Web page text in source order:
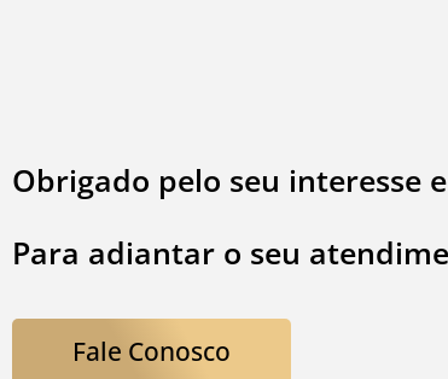
Obrigado pelo seu interesse
Para adiantar o seu
Fale Conosco